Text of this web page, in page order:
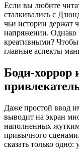
Если вы любите
сталкивались с
чьи истории держат
напряжении. Однако
креативными? Чтобы
главные аспекты
Боди-хоррор
Даже простой ввод
выводит на экран
наполненных
привычного
сказать только